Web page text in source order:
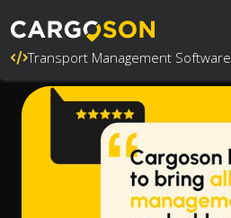
Transport Management Software